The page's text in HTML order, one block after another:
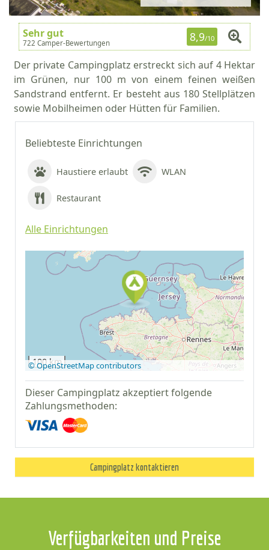
Beliebteste Einrichtungen
Haustiere erlaubt WLAN
Restaurant
Alle Einrichtungen
Auf Google Maps
anzeigen
100 km
© OpenStreetMap contributors
Dieser Campingplatz akzeptiert folgende
Zahlungsmethoden:
Campingplatz kontaktieren
Sehr gut
722 Camper-Bewertungen 8,9/10
Der private Campingplatz erstreckt sich auf 4 Hektar
im Grünen, nur 100 m von einem feinen weißen
Sandstrand entfernt. Er besteht aus 180 Stellplätzen
sowie Mobilheimen oder Hütten für Familien.
Verfügbarkeiten und Preise